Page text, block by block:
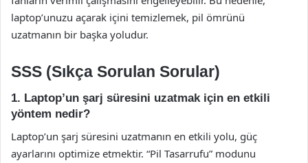
laptop’unuzu açarak içini temizlemek, pil ömrünü
uzatmanın bir başka yoludur.
SSS (Sıkça Sorulan Sorular)
1. Laptop’un şarj süresini uzatmak için en etkili
yöntem nedir?
Laptop’un şarj süresini uzatmanın en etkili yolu, güç
ayarlarını optimize etmektir. “Pil Tasarrufu” modunu